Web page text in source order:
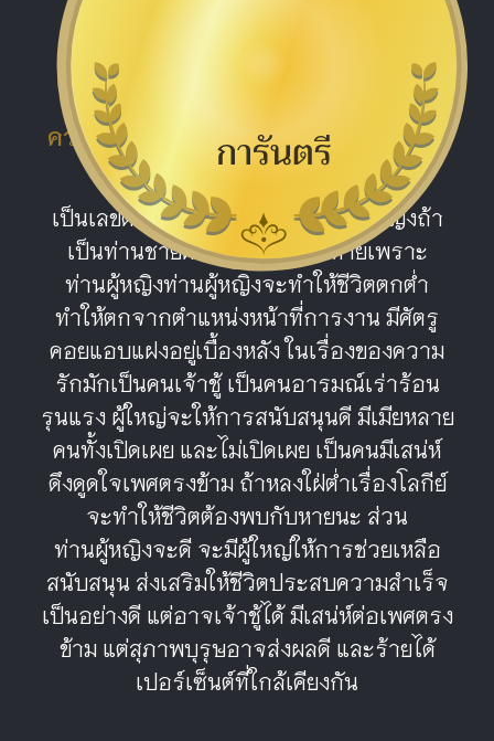
ดีมาก
ความหมายผลรวม หมายเลข 32 เสน่ห์
แรง
เป็นเลขดีปานกลาง เหมาะกับท่านผู้หญิงถ้า
เป็นท่านชายต้องระวังจะเสียหายเพราะ
ท่านผู้หญิงท่านผู้หญิงจะทำให้ชีวิตตกต่ำ
ทำให้ตกจากตำแหน่งหน้าที่การงาน มีศัตรู
คอยแอบแฝงอยู่เบื้องหลัง ในเรื่องของความ
รักมักเป็นคนเจ้าชู้ เป็นคนอารมณ์เร่าร้อน
รุนแรง ผู้ใหญ่จะให้การสนับสนุนดี มีเมียหลาย
คนทั้งเปิดเผย และไม่เปิดเผย เป็นคนมีเสน่ห์
ดึงดูดใจเพศตรงข้าม ถ้าหลงใฝ่ต่ำเรื่องโลกีย์
จะทำให้ชีวิตต้องพบกับหายนะ ส่วน
ท่านผู้หญิงจะดี จะมีผู้ใหญ่ให้การช่วยเหลือ
สนับสนุน ส่งเสริมให้ชีวิตประสบความสำเร็จ
เป็นอย่างดี แต่อาจเจ้าชู้ได้ มีเสน่ห์ต่อเพศตรง
ข้าม แต่สุภาพบุรุษอาจส่งผลดี และร้ายได้
เปอร์เซ็นต์ที่ใกล้เคียงกัน